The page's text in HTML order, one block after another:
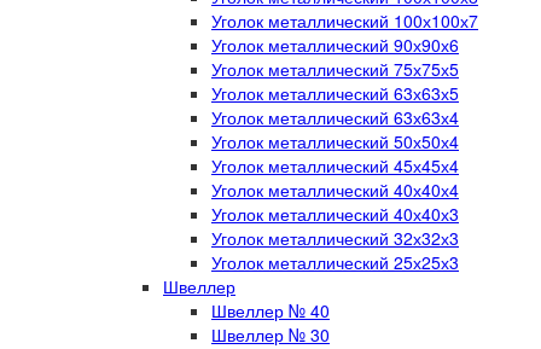
Уголок металлический 100х100х7
Уголок металлический 90х90х6
Уголок металлический 75х75х5
Уголок металлический 63х63х5
Уголок металлический 63х63х4
Уголок металлический 50х50х4
Уголок металлический 45х45х4
Уголок металлический 40х40х4
Уголок металлический 40х40х3
Уголок металлический 32х32х3
Уголок металлический 25х25х3
Швеллер
Швеллер № 40
Швеллер № 30